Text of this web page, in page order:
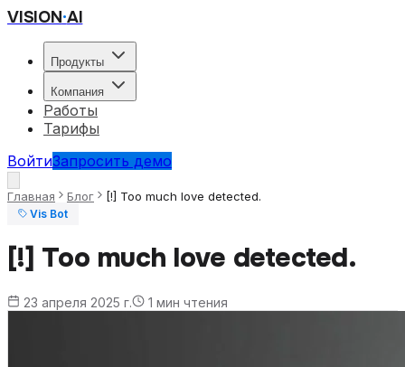
VISION·AI
Продукты
Компания
Работы
Тарифы
ВойтиЗапросить демо
Главная Блог [!] Too much love detected.
Vis Bot
[!] Too much love detected.
23 апреля 2025 г. 1 мин чтения